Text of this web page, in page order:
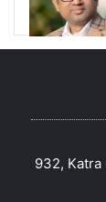
932, Katra